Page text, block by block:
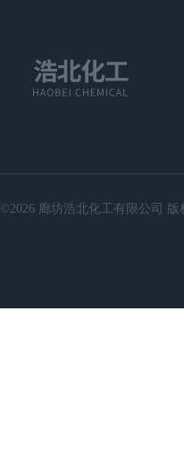
©2026 廊坊浩北化工有限公司 版